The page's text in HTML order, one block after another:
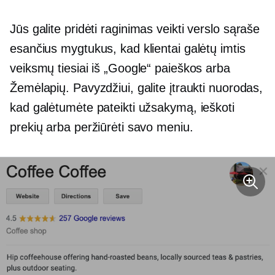
Jūs galite pridėti raginimas veiktiverslo sąraše
esančius mygtukus, kad klientai galėtų imtis
veiksmų tiesiai iš „Google“ paieškos arba
Žemėlapių. Pavyzdžiui, galite įtraukti nuorodas,
kad galėtumėte pateikti užsakymą, ieškoti
prekių arba peržiūrėti savo meniu.